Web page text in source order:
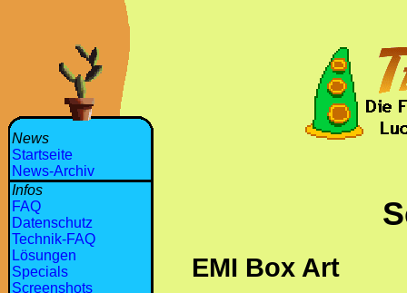
News
Startseite
News-Archiv
Infos
FAQ
Datenschutz
Technik-FAQ
Lösungen
Specials
Screenshots
EMI Box Art